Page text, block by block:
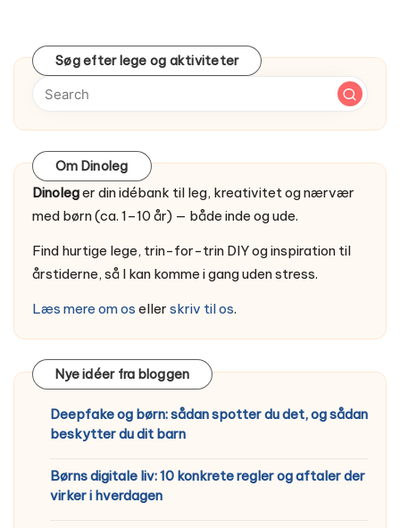
Søg efter lege og aktiviteter
Om Dinoleg
Dinoleger din idébank til leg, kreativitet og nærvær
med børn (ca. 1–10 år) — både inde og ude.
Find hurtige lege, trin-for-trin DIY og inspiration til
årstiderne, så I kan komme i gang uden stress.
Læs mere om os eller skriv til os.
Nye idéer fra bloggen
Deepfake og børn: sådan spotter du det, og sådan
beskytter du dit barn
Børns digitale liv: 10 konkrete regler og aftaler der
virker i hverdagen